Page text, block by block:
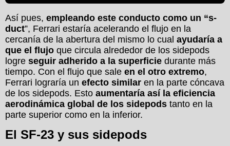
Así pues, empleando este conducto como un “s-
duct”, Ferrari estaría acelerando el flujo en la
cercanía de la abertura del mismo lo cual ayudaría a
que el flujo que circula alrededor de los sidepods
logre seguir adherido a la superficie durante más
tiempo. Con el flujo que sale en el otro extremo,
Ferrari lograría un efecto similar en la parte cóncava
de los sidepods. Esto aumentaría así la eficiencia
aerodinámica global de los sidepods tanto en la
parte superior como en la inferior.
El SF-23 y sus sidepods